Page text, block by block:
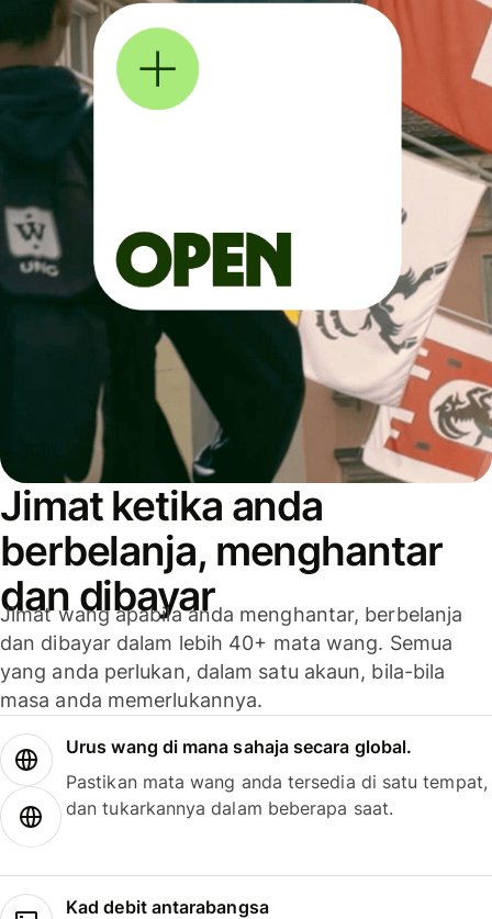
Jimat ketika anda
berbelanja, menghantar
dan dibayar
Jimat wang apabila anda menghantar, berbelanja
dan dibayar dalam lebih 40+ mata wang. Semua
yang anda perlukan, dalam satu akaun, bila-bila
masa anda memerlukannya.
Urus wang di mana sahaja secara global.
Pastikan mata wang anda tersedia di satu tempat,
dan tukarkannya dalam beberapa saat.
Kad debit antarabangsa